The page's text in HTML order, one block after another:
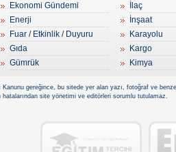
Ekonomi Gündemi
Enerji
Fuar / Etkinlik / Duyuru
Gıda
Gümrük
İlaç
İnşaat
Karayolu
Kargo
Kimya
Kanunu gereğince, bu sitede yer alan yazı, fotoğraf ve
site yönetimi ve editörleri sorumlu tutulamaz.